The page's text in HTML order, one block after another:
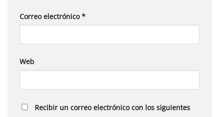
Correo electrónico*
Web
Recibir un correo electrónico con los siguientes